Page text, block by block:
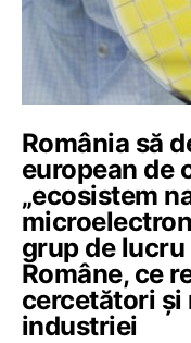
România să
european de
„ecosistem
grup de
Române, ce
cercetători și
industriei